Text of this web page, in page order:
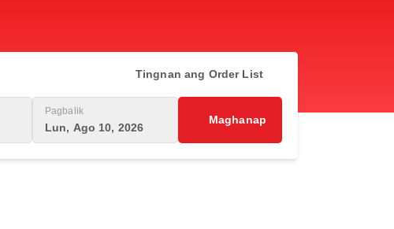
Tingnan ang Order List
Pagbalik
Lun, Ago 10, 2026
Maghanap